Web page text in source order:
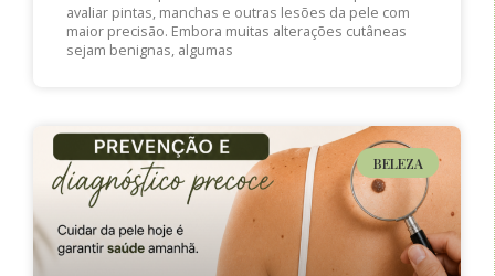
avaliar pintas, manchas e outras lesões da pele com
maior precisão. Embora muitas alterações cutâneas
sejam benignas, algumas
BELEZA